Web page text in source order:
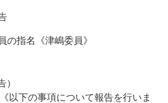
指名《津嶋委員》
の事項について報告を行いま